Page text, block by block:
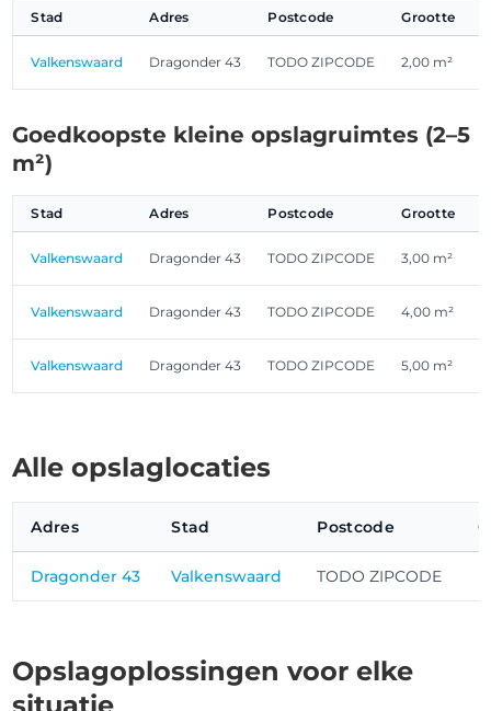
Stad Adres Postcode Grootte
Valkenswaard Dragonder 43 TODO ZIPCODE 2,00 m²
Goedkoopste kleine opslagruimtes (2–5
m²)
Stad Adres Postcode Grootte
Valkenswaard Dragonder 43 TODO ZIPCODE 3,00 m²
Valkenswaard Dragonder 43 TODO ZIPCODE 4,00 m²
Valkenswaard Dragonder 43 TODO ZIPCODE 5,00 m²
Alle opslaglocaties
Adres Stad Postcode
Dragonder 43 Valkenswaard TODO ZIPCODE
Opslagoplossingen voor elke